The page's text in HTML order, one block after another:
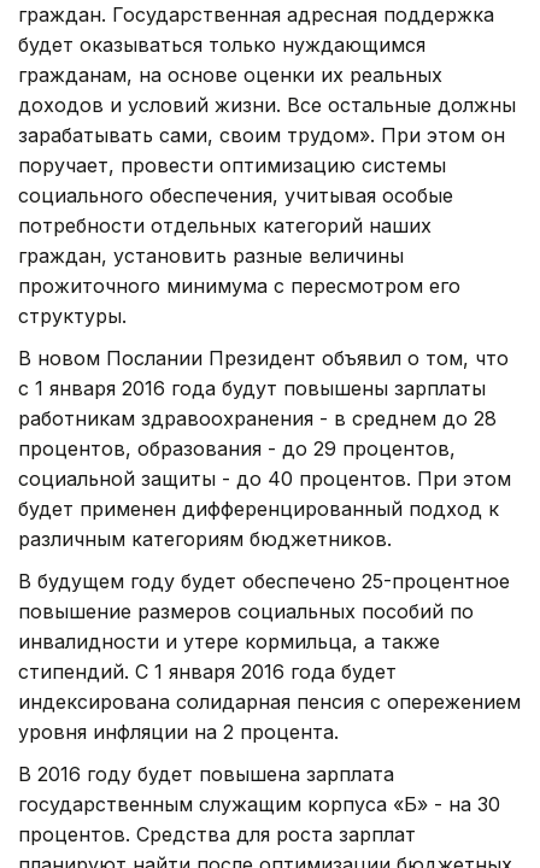
граждан. Государственная адресная поддержка
будет оказываться только нуждающимся
гражданам, на основе оценки их реальных
доходов и условий жизни. Все остальные должны
зарабатывать сами, своим трудом». При этом он
поручает, провести оптимизацию системы
социального обеспечения, учитывая особые
потребности отдельных категорий наших
граждан, установить разные величины
прожиточного минимума с пересмотром его
структуры.
В новом Послании Президент объявил о том, что
с 1 января 2016 года будут повышены зарплаты
работникам здравоохранения - в среднем до 28
процентов, образования - до 29 процентов,
социальной защиты - до 40 процентов. При этом
будет применен дифференцированный подход к
различным категориям бюджетников.
В будущем году будет обеспечено 25-процентное
повышение размеров социальных пособий по
инвалидности и утере кормильца, а также
стипендий. С 1 января 2016 года будет
индексирована солидарная пенсия с опережением
уровня инфляции на 2 процента.
В 2016 году будет повышена зарплата
государственным служащим корпуса «Б» - на 30
процентов. Средства для роста зарплат